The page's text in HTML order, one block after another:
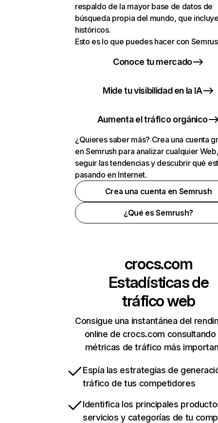
respaldo de la mayor base de datos de
búsqueda propia del mundo, que
históricos.
Esto es lo que puedes hacer con
Conoce tu mercado
Mide tu visibilidad en la IA
Aumenta el tráfico orgánico
¿Quieres saber más? Crea una cuenta
en Semrush para analizar cualquier
seguir las tendencias y descubrir qué
pasando en Internet.
Crea una cuenta en Semrush
¿Qué es Semrush?
crocs.com
Estadísticas de
tráfico web
Consigue una instantánea del
online de crocs.com consultando
métricas de tráfico más
Espía las estrategias de
tráfico de tus competidores
Identifica los principales
servicios y categorías de tu